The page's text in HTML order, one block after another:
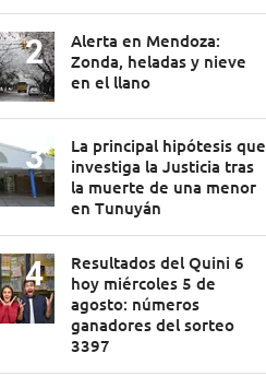
Alerta en Mendoza:
Zonda, heladas y nieve
en el llano
La principal hipótesis que
investiga la Justicia tras
la muerte de una menor
en Tunuyán
Resultados del Quini 6
hoy miércoles 5 de
agosto: números
ganadores del sorteo
3397